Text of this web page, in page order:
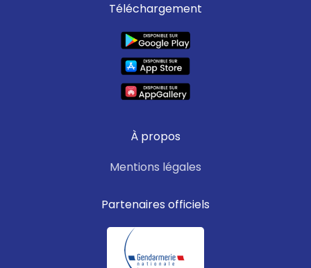
Téléchargement
À propos
Mentions légales
Partenaires officiels